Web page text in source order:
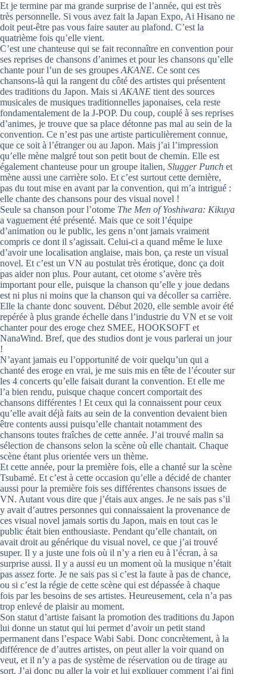
Et je termine par ma grande surprise de l’année, qui est très
très personnelle. Si vous avez fait la Japan Expo, Ai Hisano ne
doit peut-être pas vous faire sauter au plafond. C’est la
quatrième fois qu’elle vient.
C’est une chanteuse qui se fait reconnaître en convention pour
ses reprises de chansons d’animes et pour les chansons qu’elle
chante pour l’un de ses groupes AKANE. Ce sont ces
chansons-là qui la rangent du côté des artistes qui présentent
des traditions du Japon. Mais si AKANE tient des sources
musicales de musiques traditionnelles japonaises, cela reste
fondamentalement de la J-POP. Du coup, couplé à ses reprises
d’animes, je trouve que sa place détonne pas mal au sein de la
convention. Ce n’est pas une artiste particulièrement connue,
que ce soit à l’étranger ou au Japon. Mais j’ai l’impression
qu’elle mène malgré tout son petit bout de chemin. Elle est
également chanteuse pour un groupe italien, Slugger Punch et
mène aussi une carrière solo. Et c’est surtout cette dernière,
pas du tout mise en avant par la convention, qui m’a intrigué :
elle chante des chansons pour des visual novel !
Seule sa chanson pour l’otome The Men of Yoshiwara: Kikuya
a vaguement été présenté. Mais que ce soit l’équipe
d’animation ou le public, les gens n’ont jamais vraiment
compris ce dont il s’agissait. Celui-ci a quand même le luxe
d’avoir une localisation anglaise, mais bon, ça reste un visual
novel. Et c’est un VN au postulat très érotique, donc ça doit
pas aider non plus. Pour autant, cet otome s’avère très
important pour elle, puisque la chanson qu’elle y joue dedans
est ni plus ni moins que la chanson qui va décoller sa carrière.
Elle la chante donc souvent. Début 2020, elle semble avoir été
repérée à plus grande échelle dans l’industrie du VN et se voit
chanter pour des eroge chez SMEE, HOOKSOFT et
NanaWind. Bref, que des studios dont je vous parlerai un jour
!
N’ayant jamais eu l’opportunité de voir quelqu’un qui a
chanté des eroge en vrai, je me suis mis en tête de l’écouter sur
les 4 concerts qu’elle faisait durant la convention. Et elle me
l’a bien rendu, puisque chaque concert comportait des
chansons différentes ! Et ceux qui la connaissent pour ceux
qu’elle avait déjà faits au sein de la convention devaient bien
être contents aussi puisqu’elle chantait notamment des
chansons toutes fraîches de cette année. J’ai trouvé malin sa
sélection de chansons selon la scène où elle chantait. Chaque
scène étant plus orientée vers un thème.
Et cette année, pour la première fois, elle a chanté sur la scène
Tsubamé. Et c’est à cette occasion qu’elle a décidé de chanter
aussi pour la première fois ses différentes chansons issues de
VN. Autant vous dire que j’étais aux anges. Je ne sais pas s’il
y avait d’autres personnes qui connaissaient la provenance de
ces visual novel jamais sortis du Japon, mais en tout cas le
public était bien enthousiaste. Pendant qu’elle chantait, on
avait droit au générique du visual novel, ce que j’ai trouvé
super. Il y a juste une fois où il n’y a rien eu à l’écran, à sa
surprise aussi. Il y a aussi eu un moment où la musique n’était
pas assez forte. Je ne sais pas si c’est la faute à pas de chance,
ou si c’est la régie de cette scène qui est dépassée à chaque
fois par les besoins de ses artistes. Heureusement, cela n’a pas
trop enlevé de plaisir au moment.
Son statut d’artiste faisant la promotion des traditions du Japon
lui donne un statut qui lui permet d’avoir un petit stand
permanent dans l’espace Wabi Sabi. Donc concrètement, à la
différence de d’autres artistes, on peut aller la voir quand on
veut, et il n’y a pas de système de réservation ou de tirage au
sort. J’ai donc pu aller la voir et lui expliquer comment j’ai fini